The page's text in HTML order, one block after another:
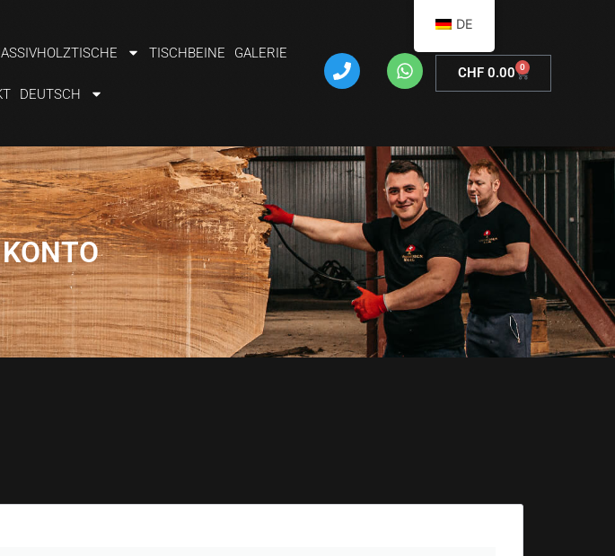
TISCHBEINE GALERIE
DEUTSCH
CHF0.00 0
DE